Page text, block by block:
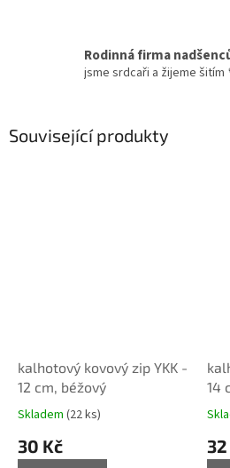
Rodinná firma
jsme srdcaři a žijeme šitím
Související produkty
kalhotový kovový zip YKK -
12 cm, béžový
Skladem (22 ks)
30 Kč
14